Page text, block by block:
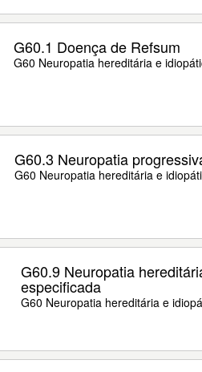
G60.1 Doença de Refsum
G60 Neuropatia hereditária e
G60.3 Neuropatia
G60 Neuropatia hereditária e
G60.9 Neuropatia
especificada
G60 Neuropatia hereditária e